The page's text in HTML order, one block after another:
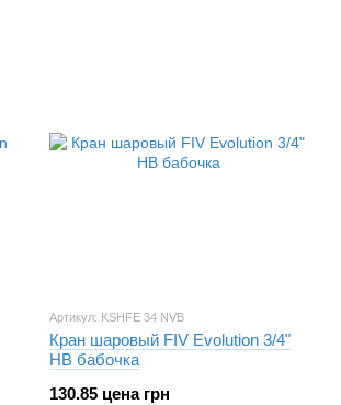
Артикул: KSHFE 34 NVB
Кран шаровый FIV Evolution 3/4"
НВ бабочка
130.85 цена грн